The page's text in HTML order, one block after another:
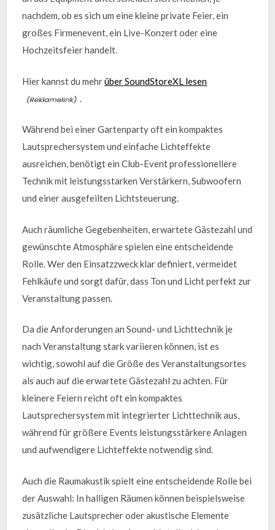
nachdem, ob es sich um eine kleine private Feier, ein
großes Firmenevent, ein Live-Konzert oder eine
Hochzeitsfeier handelt.
Hier kannst du mehrüber SoundStoreXL lesen
Während bei einer Gartenparty oft ein kompaktes
Lautsprechersystem und einfache Lichteffekte
ausreichen, benötigt ein Club-Event professionellere
Technik mit leistungsstarken Verstärkern, Subwoofern
und einer ausgefeilten Lichtsteuerung.
Auch räumliche Gegebenheiten, erwartete Gästezahl und
gewünschte Atmosphäre spielen eine entscheidende
Rolle. Wer den Einsatzzweck klar definiert, vermeidet
Fehlkäufe und sorgt dafür, dass Ton und Licht perfekt zur
Veranstaltung passen.
Da die Anforderungen an Sound- und Lichttechnik je
nach Veranstaltung stark variieren können, ist es
wichtig, sowohl auf die Größe des Veranstaltungsortes
als auch auf die erwartete Gästezahl zu achten. Für
kleinere Feiern reicht oft ein kompaktes
Lautsprechersystem mit integrierter Lichttechnik aus,
während für größere Events leistungsstärkere Anlagen
und aufwendigere Lichteffekte notwendig sind.
Auch die Raumakustik spielt eine entscheidende Rolle bei
der Auswahl: In halligen Räumen können beispielsweise
zusätzliche Lautsprecher oder akustische Elemente